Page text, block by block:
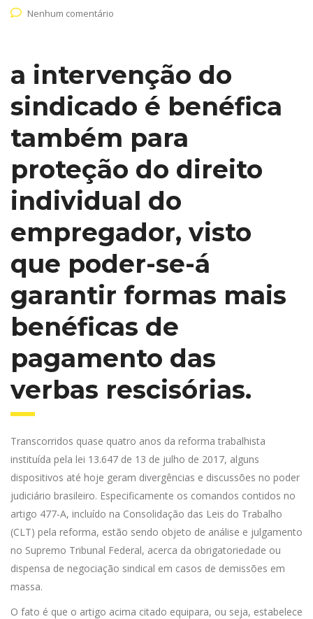
Nenhum comentário
a intervenção do
sindicado é benéfica
também para
proteção do direito
individual do
empregador, visto
que poder-se-á
garantir formas mais
benéficas de
pagamento das
verbas rescisórias.
Transcorridos quase quatro anos da reforma trabalhista
instituída pela lei 13.647 de 13 de julho de 2017, alguns
dispositivos até hoje geram divergências e discussões no poder
judiciário brasileiro. Especificamente os comandos contidos no
artigo 477-A, incluído na Consolidação das Leis do Trabalho
(CLT) pela reforma, estão sendo objeto de análise e julgamento
no Supremo Tribunal Federal, acerca da obrigatoriedade ou
dispensa de negociação sindical em casos de demissões em
massa.
O fato é que o artigo acima citado equipara, ou seja, estabelece